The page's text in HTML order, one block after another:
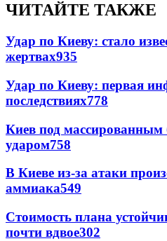
ЧИТАЙТЕ ТАКЖЕ
Удар по Киеву: стало
жертвах935
Удар по Киеву: первая
последствиях778
Киев под массированным
ударом758
В Киеве из-за атаки
аммиака549
Стоимость плана
почти вдвое302